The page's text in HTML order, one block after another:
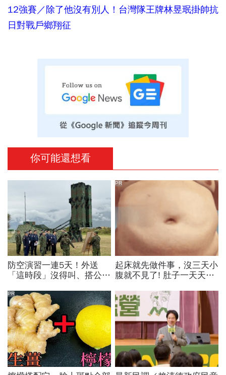
12強賽／除了他沒有別人！台灣隊王牌林昱珉掛帥抗
日對戰戶鄉翔征
你可能還想看
防空演習一連5天！外送
「這時段」沒得叫、搭公車
制方式、斷網時間…違者罰
15萬
起床就先做件事，沒三天小
腹就不見了! 肚子一天天變
PR
PR